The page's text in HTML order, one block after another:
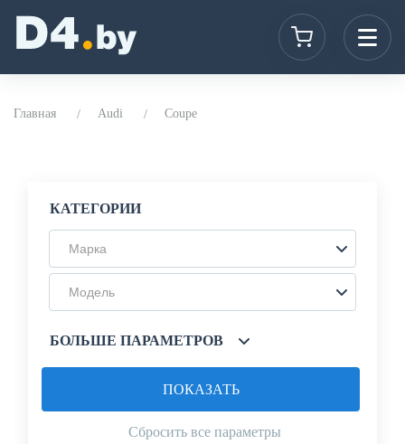
Главная Audi Coupe
КАТЕГОРИИ
Марка
Модель
БОЛЬШЕ ПАРАМЕТРОВ
Сбросить все параметры
ПОКАЗАТЬ